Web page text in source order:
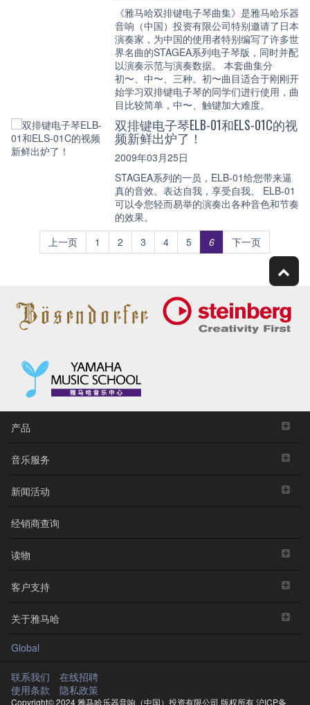
《雅马哈双排键电子琴曲集》是雅马哈乐器
音响（中国）投资有限公司特别邀请了日本
演奏家，为中国的使用者特别编写了许多世
界名曲的STAGEA系列电子琴版，同时并配
以演奏示范与演奏数据。 本套曲集分
初〜、中〜、三种。初〜曲目适合于刚刚开
始学习双排键电子琴的同学们进行使用，曲
目比较简单，中〜、触键加大难度。
双排键电子琴ELB-01和ELS-01C的视
频新鲜出炉了！
2009年03月25日
STAGEA系列的一员，ELB-01给您带来逼
真的音效。表达自我，享受自我。 ELB-01
可以令您轻而易举的演奏出各种音色和节奏
的效果。
上一页
1 2 3 4 5 6 下一页
产品
音乐服务
新闻活动
经销商查询
读物
客户支持
关于雅马哈
Global
联系我们
在线招聘
使用条款
隐私政策
Copyright© 2024 雅马哈乐器音响（中国）投资有限公司 版权所有沪ICP备